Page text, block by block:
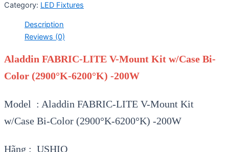
Category: LED Fixtures
Description
Reviews (0)
Aladdin FABRIC-LITE V-Mount Kit w/Case Bi-
Color (2900°K-6200°K) -200W
Model : Aladdin FABRIC-LITE V-Mount Kit
w/Case Bi-Color (2900°K-6200°K) -200W
Hãng : USHIO